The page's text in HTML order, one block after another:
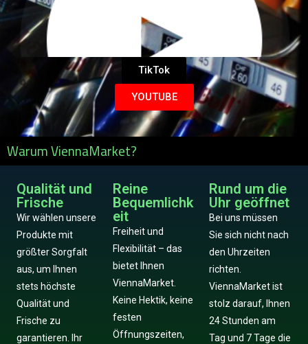
TikTok
YOUTUBE
Warum ViennaMarket?
Qualität und
Frische
Wir wählen unsere
Produkte mit
größter Sorgfalt
aus, um Ihnen
stets höchste
Qualität und
Frische zu
garantieren. Ihr
Reine
Bequemlichk
eit
Freiheit und
Flexibilität – das
bietet Ihnen
ViennaMarket.
Keine Hektik, keine
festen
Öffnungszeiten,
Rund um die
Uhr geöffnet
Bei uns müssen
Sie sich nicht nach
den Uhrzeiten
richten.
ViennaMarket ist
stolz darauf, Ihnen
24 Stunden am
Tag und 7 Tage die